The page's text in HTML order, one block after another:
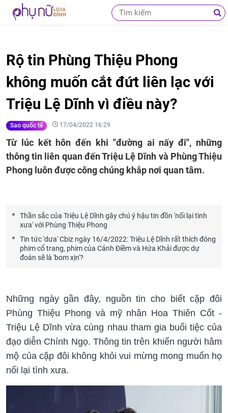
Rộ tin Phùng Thiệu Phong
không muốn cắt đứt liên lạc với
Triệu Lệ Dĩnh vì điều này?
Sao quốc tế 17/04/2022 16:29
Từ lúc kết hôn đến khi "đường ai nấy đi", những
thông tin liên quan đến Triệu Lệ Dĩnh và Phùng Thiệu
Phong luôn được công chúng khắp nơi quan tâm.
Thần sắc của Triệu Lệ Dĩnh gây chú ý hậu tin đồn 'nối lại tình
xưa' với Phùng Thiệu Phong
Tin tức 'dưa' Cbiz ngày 16/4/2022: Triệu Lệ Dĩnh rất thích đóng
phim cổ trang, phim của Cảnh Điềm và Hứa Khải được dự
đoán sẽ là 'bom xịn'?
Những ngày gần đây, nguồn tin cho biết cặp đôi
Phùng Thiệu Phong và mỹ nhân Hoa Thiên Cốt -
Triệu Lệ Dĩnh vừa cùng nhau tham gia buổi tiệc của
đạo diễn Chính Ngọ. Thông tin trên khiến người hâm
mộ của cặp đôi không khỏi vui mừng mong muốn họ
nối lại tình xưa.